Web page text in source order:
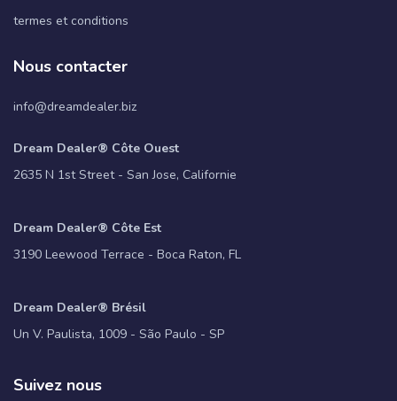
termes et conditions
Nous contacter
info@dreamdealer.biz
Dream Dealer® Côte Ouest
2635 N 1st Street - San Jose, Californie
Dream Dealer® Côte Est
3190 Leewood Terrace - Boca Raton, FL
Dream Dealer® Brésil
Un V. Paulista, 1009 - São Paulo - SP
Suivez nous